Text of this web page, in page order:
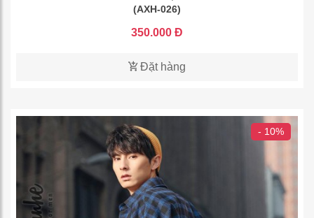
(AXH-026)
350.000 Đ
Đặt hàng
- 10%